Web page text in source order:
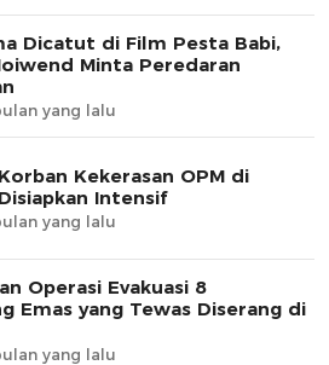
Dicatut di Film Pesta Babi,
Minta Peredaran
yang lalu
Kekerasan OPM di
Intensif
yang lalu
Operasi Evakuasi 8
Emas yang Tewas Diserang di
yang lalu